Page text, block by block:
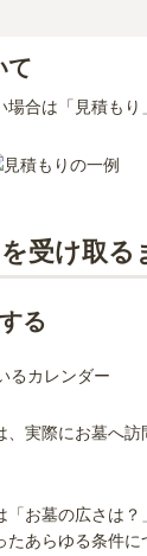
て
合は「見積もり
を受け取
る
、実際にお墓へ
「お墓の広さは
たあらゆる条件